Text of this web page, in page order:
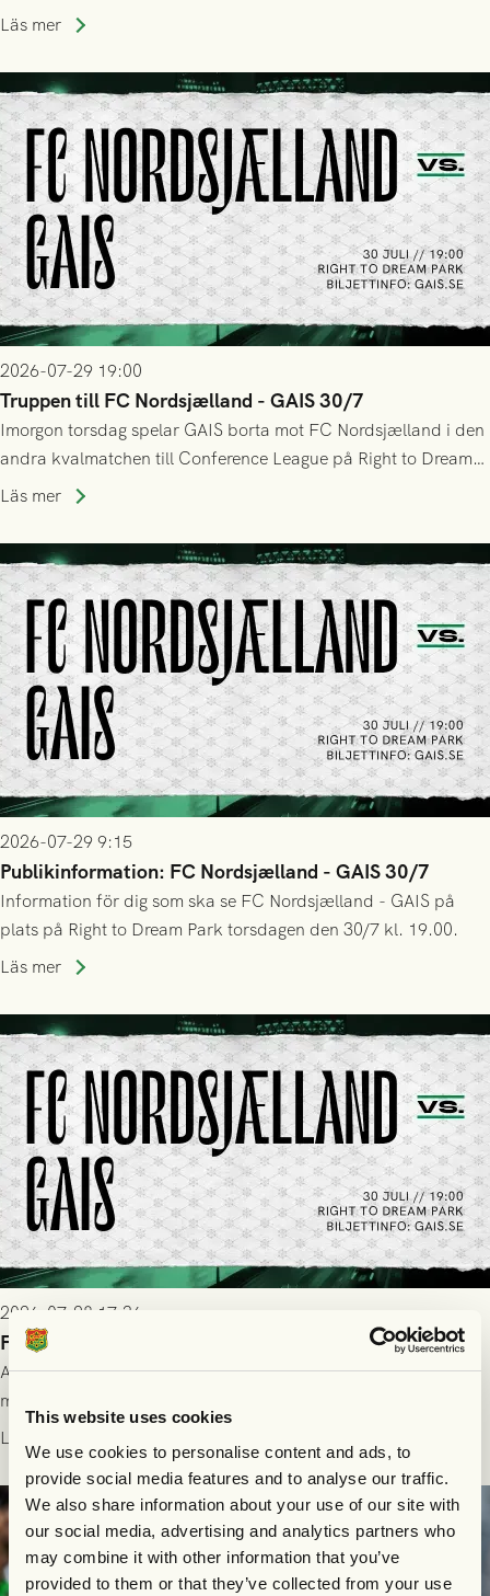
This website uses cookies
We use cookies to personalise content and ads, to
provide social media features and to analyse our traffic.
We also share information about your use of our site with
our social media, advertising and analytics partners who
may combine it with other information that you’ve
provided to them or that they’ve collected from your use
upphöra efter mindre än kvarten spelad. På lika mark visade
tennissiffror och det grönsvarta europaäventyret tog slut.
Läs mer
2026-07-29 19:00
Truppen till FC Nordsjælland - GAIS 30/7
Imorgon torsdag spelar GAIS borta mot FC Nordsjælland i den
andra kvalmatchen till Conference League på Right to Dream
Park! Fredrik Holmberg och ledarstaben har tagit ut följande
Läs mer
2026-07-29 9:15
Publikinformation: FC Nordsjælland - GAIS 30/7
Information för dig som ska se FC Nordsjælland - GAIS på
plats på Right to Dream Park torsdagen den 30/7 kl. 19.00.
Läs mer
2026-07-28 17:36
FC Nordsjælland borta: Biljettuthämtning
All information om hur du byter ditt värdebevis mot
matchbiljett på plats i Danmark, samt vad som gäller för dig
som står på reservlista eller fått förhinder.
Läs mer